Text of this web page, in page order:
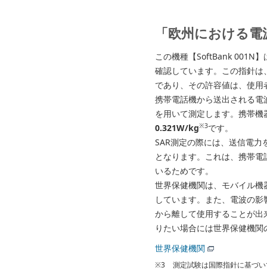
「欧州における
この機種【SoftBank 001N】
確認しています。この指針
であり、その許容値は、使
携帯電話機から送出される
を用いて測定します。携帯
0.321W/kg※3です。
SAR測定の際には、送信電
となります。これは、携帯
いるためです。
世界保健機関は、モバイル
しています。また、電波の
から離して使用することが
りたい場合には世界保健機
世界保健機関
※3 測定試験は国際指針に基づ